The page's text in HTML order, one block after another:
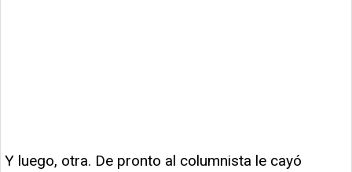
Y luego, otra. De pronto al columnista le cayó